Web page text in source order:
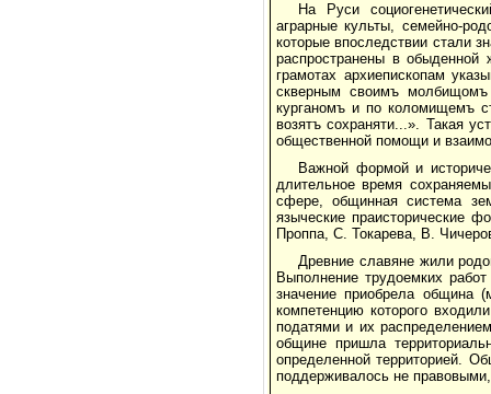
На Руси
аграрные культы, семейно-
которые впоследствии стали
распространены в обыденной
грамотах архиепископам
скверным своимъ
курганомъ и по коломищемъ
возятъ сохраняти...». Такая
обществен­ной помощи и
Важной формой и
длительное вре­мя
сфере, общинная система
языческие праисторические
Проппа, С. Токарева, В.
Древние славяне жили
Выполнение трудоемких
значение приобрела община
компетенцию которого
податями и их
общине при­шла
определенной территорией.
поддерживалось не